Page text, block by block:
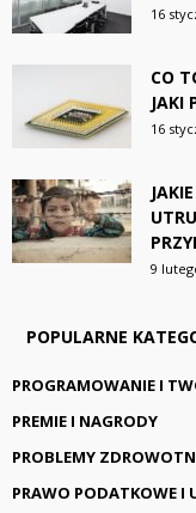
16
CO
JAKI
16
9
POPULARNE
PROGRAMOWANIE I
PREMIE I NAGRODY
PROBLEMY
PRAWO PODATKOWE I